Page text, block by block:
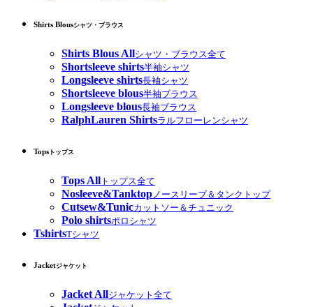
Shirts Blousシャツ・ブラウス
Shirts Blous Allシャツ・ブラウス全て
Shortsleeve shirts半袖シャツ
Longsleeve shirts長袖シャツ
Shortsleeve blous半袖ブラウス
Longsleeve blous長袖ブラウス
RalphLauren Shirtsラルフローレンシャツ
Tops トップス
Tops All トップス全て
Nosleeve&Tanktopノースリーブ＆タンクトップ
Cutsew&Tunicカットソー＆チュニック
Polo shirtsポロシャツ
TshirtsTシャツ
Jacketジャケット
Jacket Allジャケット全て